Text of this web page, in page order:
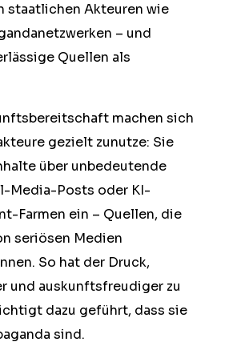
staatlichen Akteuren wie
– und
Quellen als
machen sich
gezielt zunutze: Sie
über unbedeutende
Media-Posts oder KI-
Farmen ein – Quellen, die
seriösen Medien
So hat der Druck,
und auskunftsfreudiger zu
dazu geführt, dass sie
sind.